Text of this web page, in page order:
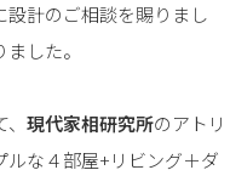
設計のご相談を賜りまし
した。
現代家相研究所のアトリ
な４部屋+リビング＋ダ